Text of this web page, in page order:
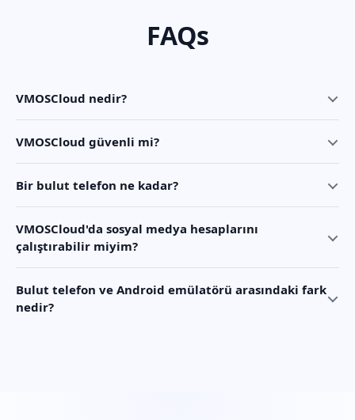
FAQs
VMOSCloud nedir?
VMOSCloud güvenli mi?
Bir bulut telefon ne kadar?
VMOSCloud'da sosyal medya hesaplarını
çalıştırabilir miyim?
Bulut telefon ve Android emülatörü arasındaki fark
nedir?